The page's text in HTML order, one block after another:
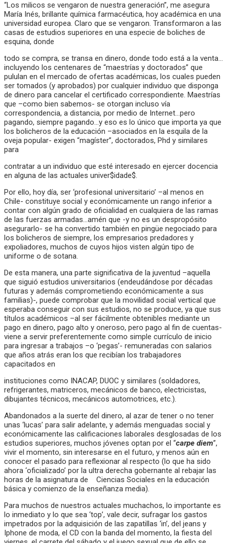
“Los milicos se vengaron de nuestra generación”, me asegura
María Inés, brillante química farmacéutica, hoy académica en una
universidad europea. Claro que se vengaron. Transformaron a las
casas de estudios superiores en una especie de boliches de
esquina, donde
todo se compra, se transa en dinero, donde todo está a la venta…
incluyendo los centenares de “maestrías y doctorados” que
pululan en el mercado de ofertas académicas, los cuales pueden
ser tomados (y aprobados) por cualquier individuo que disponga
de dinero para cancelar el certificado correspondiente. Maestrías
que –como bien sabemos- se otorgan incluso vía
correspondencia, a distancia, por medio de Internet…pero
pagando, siempre pagando…y eso es lo único que importa ya que
los bolicheros de la educación –asociados en la esquila de la
oveja popular- exigen “magíster”, doctorados, Phd y similares
para
contratar a un individuo que esté interesado en ejercer docencia
en alguna de las actuales univer$idade$.
Por ello, hoy día, ser ‘profesional universitario’ –al menos en
Chile- constituye social y económicamente un rango inferior a
contar con algún grado de oficialidad en cualquiera de las ramas
de las fuerzas armadas…amén que -y no es un despropósito
asegurarlo- se ha convertido también en pingüe negociado para
los bolicheros de siempre, los empresarios predadores y
expoliadores, muchos de cuyos hijos visten algún tipo de
uniforme o de sotana.
De esta manera, una parte significativa de la juventud –aquella
que siguió estudios universitarios (endeudándose por décadas
futuras y además comprometiendo económicamente a sus
familias)-, puede comprobar que la movilidad social vertical que
esperaba conseguir con sus estudios, no se produce, ya que sus
títulos académicos –al ser fácilmente obtenibles mediante un
pago en dinero, pago alto y oneroso, pero pago al fin de cuentas-
viene a servir preferentemente como simple currículo de inicio
para ingresar a trabajos –o ‘pegas’- remuneradas con salarios
que años atrás eran los que recibían los trabajadores
capacitados en
instituciones como INACAP, DUOC y similares (soldadores,
refrigerantes, matriceros, mecánicos de banco, electricistas,
dibujantes técnicos, mecánicos automotrices, etc.).
Abandonados a la suerte del dinero, al azar de tener o no tener
unas ‘lucas’ para salir adelante, y además menguadas social y
económicamente las calificaciones laborales desglosadas de los
estudios superiores, muchos jóvenes optan por el “carpe diem”,
vivir el momento, sin interesarse en el futuro, y menos aún en
conocer el pasado para reflexionar al respecto (lo que ha sido
ahora ‘oficializado’ por la ultra derecha gobernante al rebajar las
horas de la asignatura de Ciencias Sociales en la educación
básica y comienzo de la enseñanza media).
Para muchos de nuestros actuales muchachos, lo importante es
lo inmediato y lo que sea ‘top’, vale decir, sufragar los gastos
impetrados por la adquisición de las zapatillas ‘in’, del jeans y
Iphone de moda, el CD con la banda del momento, la fiesta del